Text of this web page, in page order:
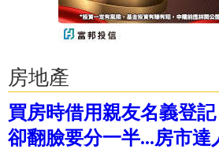
房地產
買房時借用親友名義登
卻翻臉要分一半...房市達